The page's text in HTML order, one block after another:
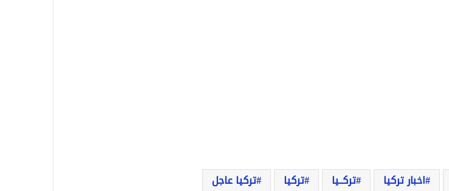
اخبار تركيا تركــيا تركيا تركيا عاجل